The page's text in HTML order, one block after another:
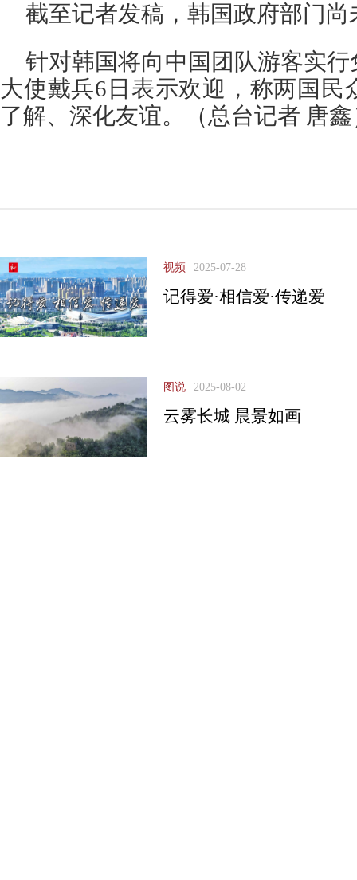
截至记者发稿，韩国政府部门
针对韩国将向中国团队游客实
大使戴兵6日表示欢迎，称两国民
了解、深化友谊。（总台记者 唐
视频 2025-07-28
记得爱·相信爱·传递爱
图说 2025-08-02
云雾长城 晨景如画